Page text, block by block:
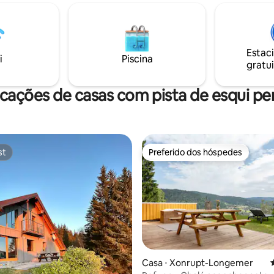
quanto estético. Ao cair da
instalado na sua
o fascinante espetáculo do
estrelas e vibre com os sons da
moderna está totalmente
banheiro está equipado com
de higiene pessoal e um
cabelo. As cachoeiras Triberg
uma curta distância a pé. Ou
Piscina
de casas com pista de esqui
Preferido dos hóspedes
Preferido dos hóspedes
Casa ⋅ Xonrupt-Longemer